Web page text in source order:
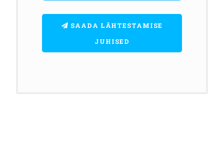
SAADA LÄHTESTAMISE
JUHISED